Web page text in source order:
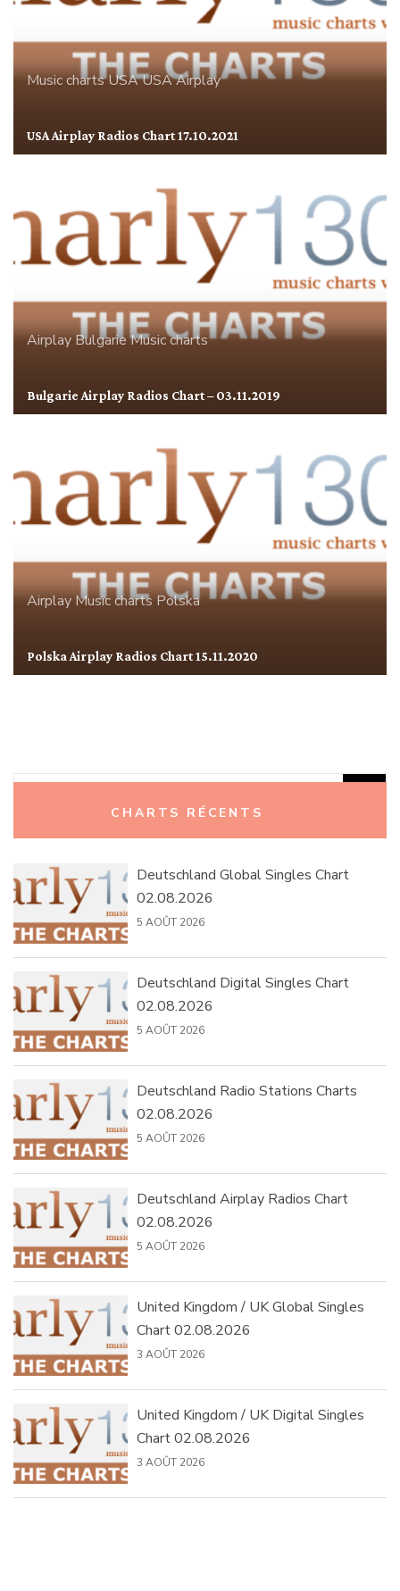
Music chartsUSAUSA Airplay
USA Airplay Radios Chart 17.10.2021
AirplayBulgarieMusic charts
Bulgarie Airplay Radios Chart – 03.11.2019
AirplayMusic chartsPolska
Polska Airplay Radios Chart 15.11.2020
CHARTS RÉCENTS
Deutschland Global Singles Chart
02.08.2026
5 AOÛT 2026
Deutschland Digital Singles Chart
02.08.2026
5 AOÛT 2026
Deutschland Radio Stations Charts
02.08.2026
5 AOÛT 2026
Deutschland Airplay Radios Chart
02.08.2026
5 AOÛT 2026
United Kingdom / UK Global Singles
Chart 02.08.2026
3 AOÛT 2026
United Kingdom / UK Digital Singles
Chart 02.08.2026
3 AOÛT 2026